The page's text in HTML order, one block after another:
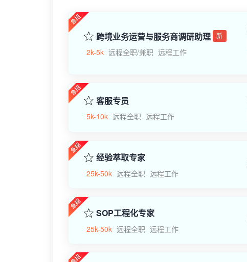
跨境业务运营与服务商调研助理 新
2k-5k 远程全职/兼职 远程工作
客服专员
5k-10k 远程全职 远程工作
经验萃取专家
25k-50k 远程全职 远程工作
SOP工程化专家
25k-50k 远程全职 远程工作